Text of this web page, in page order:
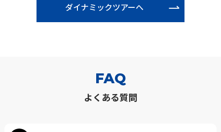
ダイナミックツアーへ
FAQ
よくある質問